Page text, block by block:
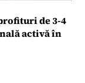
de 3-4
activă în